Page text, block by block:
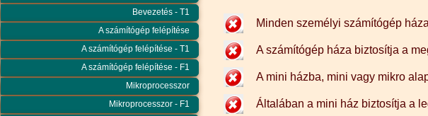
Bevezetés - T1
A számítógép felépítése
A számítógép felépítése - T1
A számítógép felépítése - F1
Mikroprocesszor
Mikroprocesszor - F1
Minden személyi számítógép
A számítógép háza biztosítja a
A mini házba, mini vagy mikro
Általában a mini ház biztosítja a